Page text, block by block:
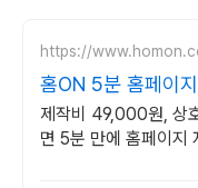
https://
홈ON 5분 홈페이
제작비 49,000원, 상
면 5분 만에 홈페이지